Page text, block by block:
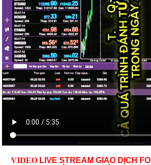
VIDEOLIVE STREAM GIAO DỊCH